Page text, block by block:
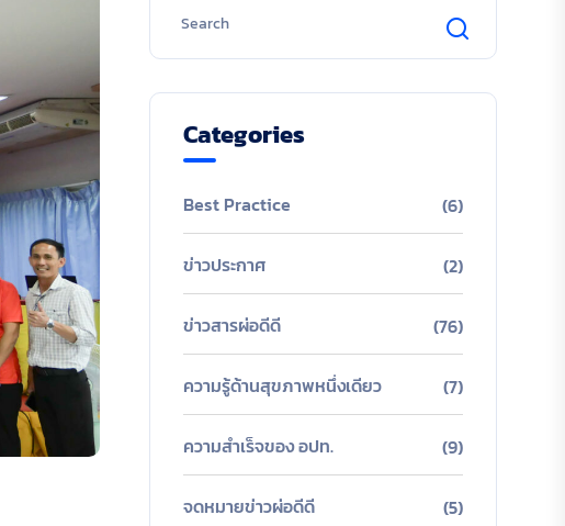
Categories
Best Practice (6)
ข่าวประกาศ (2)
ข่าวสารผ่อดีดี (76)
ความรู้ด้านสุขภาพหนึ่งเดียว (7)
ความสำเร็จของ อปท. (9)
จดหมายข่าวผ่อดีดี (5)